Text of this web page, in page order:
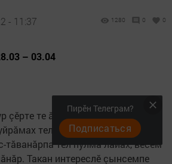
- 11:37 1280 0 0
– 03.04
çӗрте те ăнăçу пулать. Акан
телей кӳрӗç сире. Пушăн
тăванăрпа тӗл пулма лайăх, вӗсем
Такан интереслӗ çынсемпе
Пирӗн Телеграм?
Подписаться